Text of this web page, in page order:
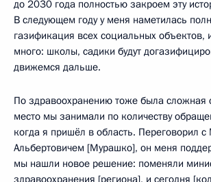
до 2030 года полностью закроем эту
В следующем году у меня наметилась
газификация всех социальных объектов,
много: школы, садики будут
движемся дальше.
По здравоохранению тоже была сложная
место мы занимали по количеству
когда я пришёл в область. Переговорил
Альбертовичем [Мурашко], он меня
мы нашли новое решение: поменяли
здравоохранения [региона], и сегодня